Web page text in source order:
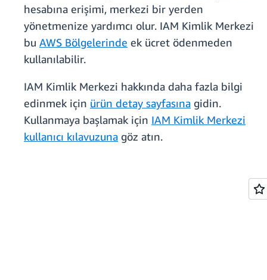
hesabına erişimi, merkezi bir yerden
yönetmenize yardımcı olur. IAM Kimlik Merkezi
bu AWS Bölgelerinde ek ücret ödenmeden
kullanılabilir.
IAM Kimlik Merkezi hakkında daha fazla bilgi
edinmek için ürün detay sayfasına gidin.
Kullanmaya başlamak için IAM Kimlik Merkezi
kullanıcı kılavuzuna göz atın.